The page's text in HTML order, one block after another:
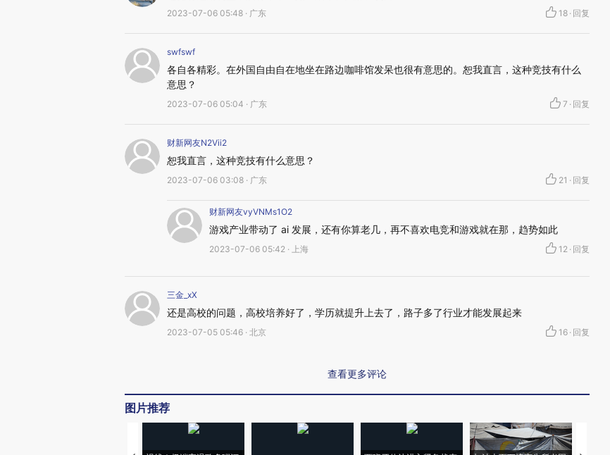
2023-07-06 05:48 · 广东 18 · 回复
swfswf
各自各精彩。在外国自由自在地坐在路边咖啡馆发呆也很有意思的。恕我直言，这种竞技有什么
意思？
2023-07-06 05:04 · 广东 7 · 回复
财新网友N2Vii2
恕我直言，这种竞技有什么意思？
2023-07-06 03:08 · 广东 21 · 回复
财新网友vyVNMs1O2
游戏产业带动了 ai 发展，还有你算老几，再不喜欢电竞和游戏就在那，趋势如此
2023-07-06 05:42 · 上海 12 · 回复
三金_xX
还是高校的问题，高校培养好了，学历就提升上去了，路子多了行业才能发展起来
2023-07-05 05:46 · 北京 16 · 回复
查看更多评论
图片推荐